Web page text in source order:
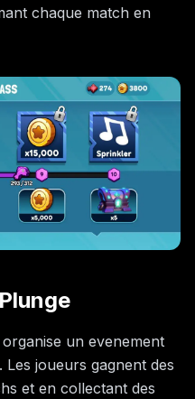
chaque match en
un evenement
joueurs gagnent des
et en collectant des